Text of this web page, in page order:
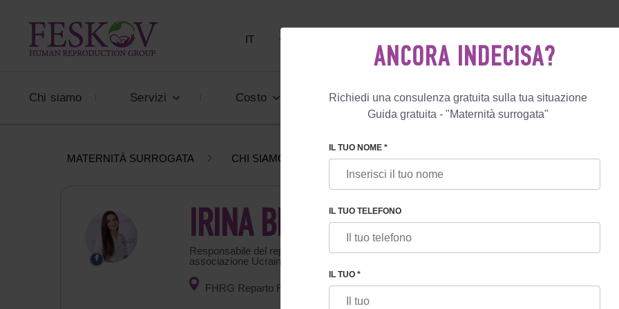
IT +39 800 596 812
Chi siamo Servizi Costo Recensioni Blog Programmi
MATERNITÀ SURROGATA CHI SIAMO IRINA BEZPECHNAYA
IRINA BEZPECHNAYA
Responsabile del reparto FIVET, specialista in Ostetricia e Ginecologia, specialista in
associazione Ucraina di Medicina Riproduttiva, ASRM , ESHRE
FHRG Reparto FIVET
ANCORA INDECISA?
Richiedi una consulenza gratuita sulla tua situazione
Guida gratuita - "Maternità surrogata"
IL TUO NOME *
IL TUO TELEFONO
IL TUO *